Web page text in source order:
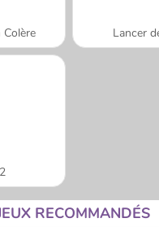
Lancer
RECOMMANDÉS